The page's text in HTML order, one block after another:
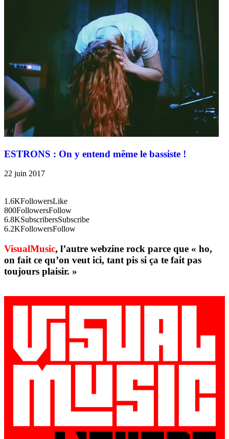
ESTRONS : On y entend même le bassiste !
22 juin 2017
1.6KFollowersLike
800FollowersFollow
6.8KSubscribersSubscribe
6.2KFollowersFollow
VisualMusic, l’autre webzine rock parce que « ho,
on fait ce qu’on veut ici, tant pis si ça te fait pas
toujours plaisir. »